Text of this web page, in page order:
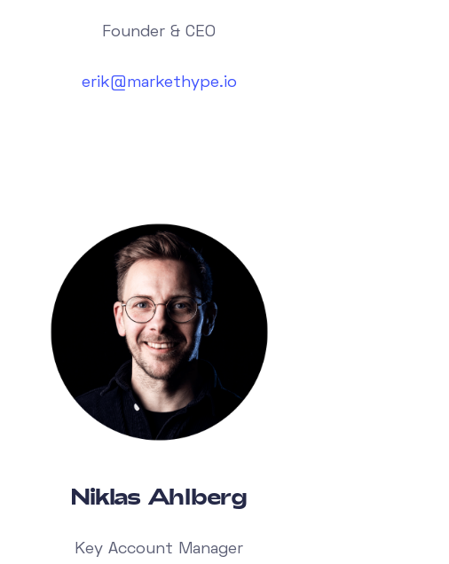
Founder & CEO
erik@markethype.io
Niklas Ahlberg
Key Account Manager